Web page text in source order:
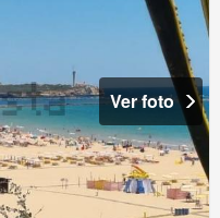
Ver foto